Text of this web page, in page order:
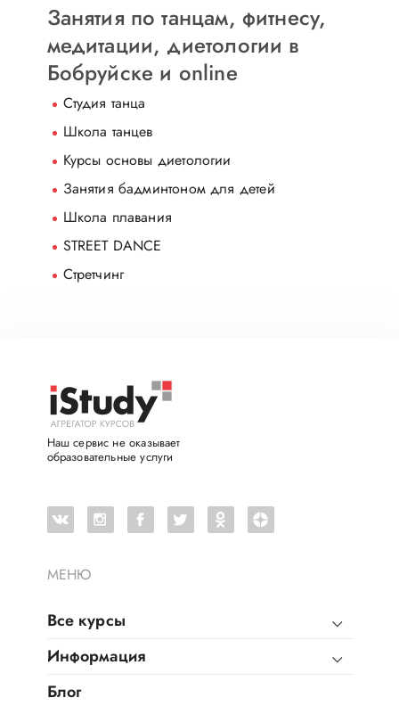
Занятия по танцам, фитнесу,
медитации, диетологии в
Бобруйске и online
Студия танца
Школа танцев
Курсы основы диетологии
Занятия бадминтоном для детей
Школа плавания
STREET DANCE
Стретчинг
МЕНЮ
Все курсы
Информация
Блог
Наш сервис не оказывает
образовательные услуги